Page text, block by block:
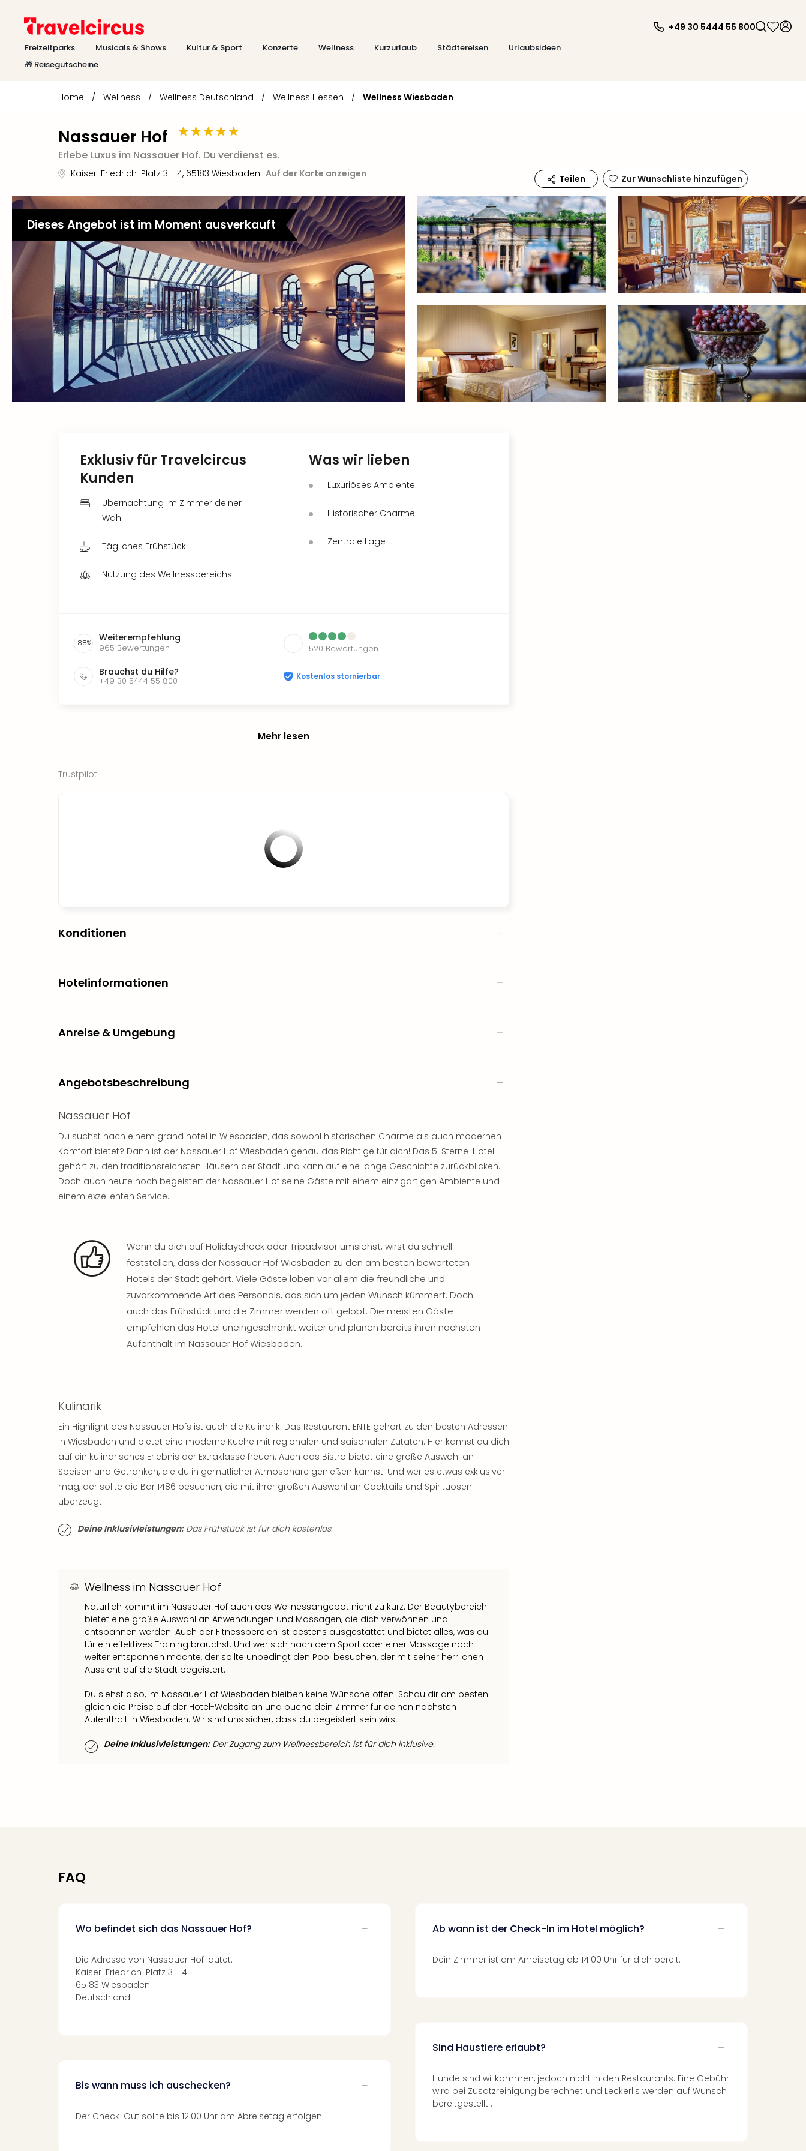
Freizeitparks Musicals & Shows Kultur & Sport Konzerte Wellness Kurzurlaub Städtereisen
Urlaubsideen
🎁 Reisegutscheine
+49 30 5444 55 800
Home / Wellness / Wellness Deutschland / Wellness Hessen / Wellness Wiesbaden
Nassauer Hof
Erlebe Luxus im Nassauer Hof. Du verdienst es.
Kaiser-Friedrich-Platz 3 - 4, 65183 Wiesbaden Auf der Karte anzeigen Teilen Zur Wunschliste hinzufügen
Dieses Angebot ist im Moment ausverkauft
Exklusiv für Travelcircus
Kunden
Übernachtung im Zimmer deiner
Wahl
Tägliches Frühstück
Nutzung des Wellnessbereichs
Was wir lieben
Luxuriöses Ambiente
Historischer Charme
Zentrale Lage
88% Weiterempfehlung
965 Bewertungen 520 Bewertungen
Brauchst du Hilfe?
+49 30 5444 55 800 Kostenlos stornierbar
Mehr lesen
Trustpilot
Konditionen
Hotelinformationen
Anreise & Umgebung
Angebotsbeschreibung
Nassauer Hof
Du suchst nach einem grand hotel in Wiesbaden, das sowohl historischen Charme als auch modernen
Komfort bietet? Dann ist der Nassauer Hof Wiesbaden genau das Richtige für dich! Das 5-Sterne-Hotel
gehört zu den traditionsreichsten Häusern der Stadt und kann auf eine lange Geschichte zurückblicken.
Doch auch heute noch begeistert der Nassauer Hof seine Gäste mit einem einzigartigen Ambiente und
einem exzellenten Service.
Wenn du dich auf Holidaycheck oder Tripadvisor umsiehst, wirst du schnell
feststellen, dass der Nassauer Hof Wiesbaden zu den am besten bewerteten
Hotels der Stadt gehört. Viele Gäste loben vor allem die freundliche und
zuvorkommende Art des Personals, das sich um jeden Wunsch kümmert. Doch
auch das Frühstück und die Zimmer werden oft gelobt. Die meisten Gäste
empfehlen das Hotel uneingeschränkt weiter und planen bereits ihren nächsten
Aufenthalt im Nassauer Hof Wiesbaden.
Kulinarik
Ein Highlight des Nassauer Hofs ist auch die Kulinarik. Das Restaurant ENTE gehört zu den besten Adressen
in Wiesbaden und bietet eine moderne Küche mit regionalen und saisonalen Zutaten. Hier kannst du dich
auf ein kulinarisches Erlebnis der Extraklasse freuen. Auch das Bistro bietet eine große Auswahl an
Speisen und Getränken, die du in gemütlicher Atmosphäre genießen kannst. Und wer es etwas exklusiver
mag, der sollte die Bar 1486 besuchen, die mit ihrer großen Auswahl an Cocktails und Spirituosen
überzeugt.
Deine Inklusivleistungen:Das Frühstück ist für dich kostenlos.
Wellness im Nassauer Hof
Natürlich kommt im Nassauer Hof auch das Wellnessangebot nicht zu kurz. Der Beautybereich
bietet eine große Auswahl an Anwendungen und Massagen, die dich verwöhnen und
entspannen werden. Auch der Fitnessbereich ist bestens ausgestattet und bietet alles, was du
für ein effektives Training brauchst. Und wer sich nach dem Sport oder einer Massage noch
weiter entspannen möchte, der sollte unbedingt den Pool besuchen, der mit seiner herrlichen
Aussicht auf die Stadt begeistert.
Du siehst also, im Nassauer Hof Wiesbaden bleiben keine Wünsche offen. Schau dir am besten
gleich die Preise auf der Hotel-Website an und buche dein Zimmer für deinen nächsten
Aufenthalt in Wiesbaden. Wir sind uns sicher, dass du begeistert sein wirst!
Deine Inklusivleistungen:Der Zugang zum Wellnessbereich ist für dich inklusive.
FAQ
Wo befindet sich das Nassauer Hof?
Die Adresse von Nassauer Hof lautet:
Kaiser-Friedrich-Platz 3 - 4
65183 Wiesbaden
Deutschland
Bis wann muss ich auschecken?
Der Check-Out sollte bis 12:00 Uhr am Abreisetag erfolgen.
Ab wann ist der Check-In im Hotel möglich?
Dein Zimmer ist am Anreisetag ab 14:00 Uhr für dich bereit.
Sind Haustiere erlaubt?
Hunde sind willkommen, jedoch nicht in den Restaurants. Eine Gebühr
wird bei Zusatzreinigung berechnet und Leckerlis werden auf Wunsch
bereitgestellt .